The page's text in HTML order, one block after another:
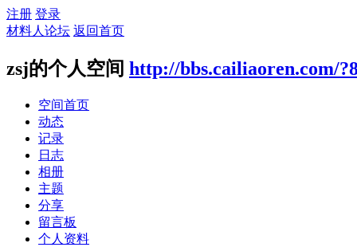
注册 登录
材料人论坛 返回首页
zsj的个人空间 http://bbs.cailiaoren.com/
空间首页
动态
记录
日志
相册
主题
分享
留言板
个人资料